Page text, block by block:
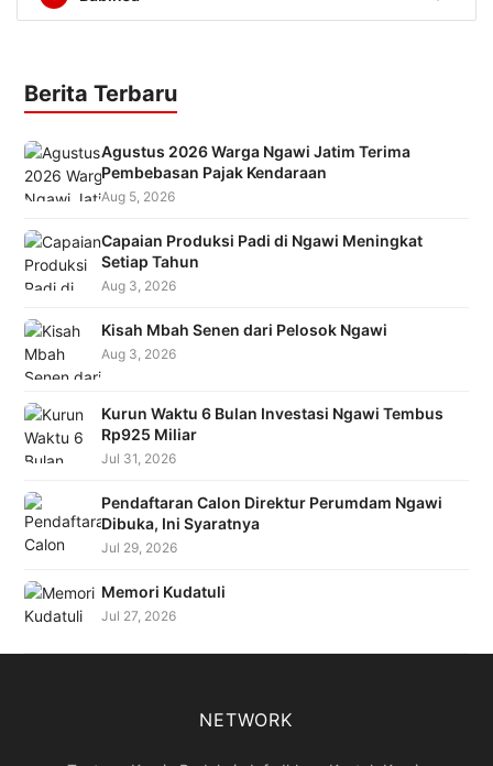
Berita Terbaru
Agustus 2026 Warga Ngawi Jatim Terima
Pembebasan Pajak Kendaraan
Aug 5, 2026
Capaian Produksi Padi di Ngawi Meningkat
Setiap Tahun
Aug 3, 2026
Kisah Mbah Senen dari Pelosok Ngawi
Aug 3, 2026
Kurun Waktu 6 Bulan Investasi Ngawi Tembus
Rp925 Miliar
Jul 31, 2026
Pendaftaran Calon Direktur Perumdam Ngawi
Dibuka, Ini Syaratnya
Jul 29, 2026
Memori Kudatuli
Jul 27, 2026
NETWORK